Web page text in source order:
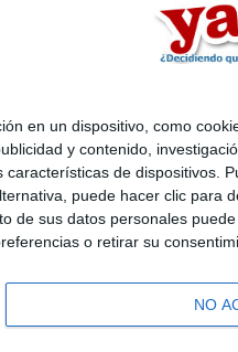
en un dispositivo, como
y contenido,
de
puede hacer clic
de sus datos personales
o retirar su
NO
Quiénes somos|
legal|Politica de privacidad|
Mediterráneo S.L.- Diego de